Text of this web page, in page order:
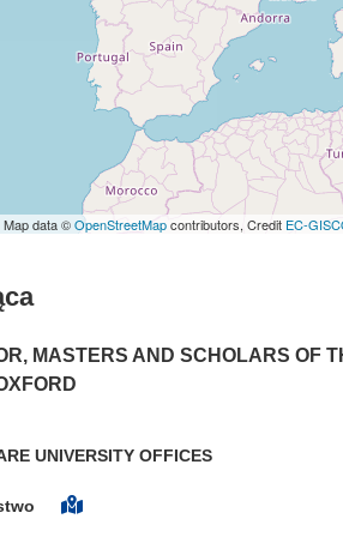
Map data ©OpenStreetMapcontributors, Credit EC-
MASTERS AND SCHOLARS OF
UNIVERSITY OFFICES